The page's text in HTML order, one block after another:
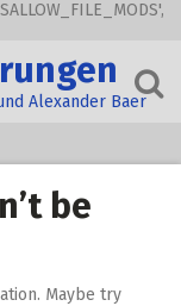
Alexander Baer
be
Maybe try